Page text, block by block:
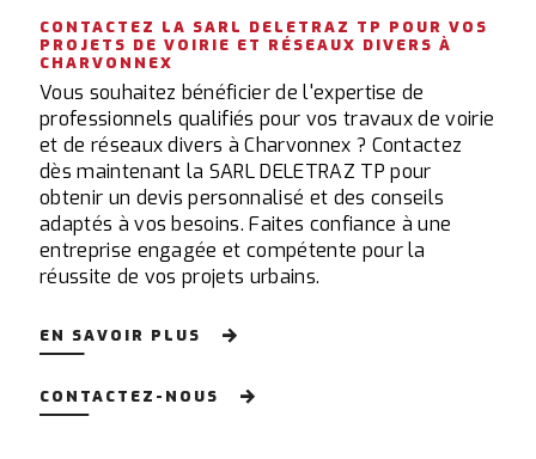
CONTACTEZ LA SARL DELETRAZ TP POUR VOS
PROJETS DE VOIRIE ET RÉSEAUX DIVERS À
CHARVONNEX
Vous souhaitez bénéficier de l'expertise de
professionnels qualifiés pour vos travaux de voirie
et de réseaux divers à Charvonnex ? Contactez
dès maintenant la SARL DELETRAZ TP pour
obtenir un devis personnalisé et des conseils
adaptés à vos besoins. Faites confiance à une
entreprise engagée et compétente pour la
réussite de vos projets urbains.
EN SAVOIR PLUS
CONTACTEZ-NOUS